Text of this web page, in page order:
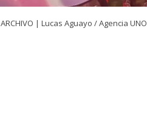
ARCHIVO | Lucas Aguayo / Agencia UNO